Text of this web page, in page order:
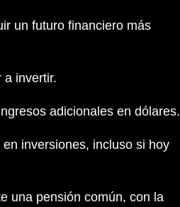
un futuro financiero más
a invertir.
adicionales en dólares.
inversiones, incluso si hoy
una pensión común, con la